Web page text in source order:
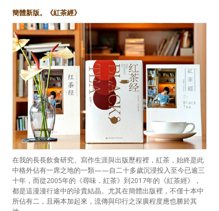
簡體新版。《紅茶經》
在我的長長飲食研究、寫作生涯與出版歷程裡，紅茶，始終是此
中格外佔有一席之地的一類——自二十多歲沉浸投入至今已逾三
十年，而從2005年的《尋味．紅茶》到2017年的《紅茶經》，
都是這漫漫行途中的珍貴結晶。尤其在簡體出版裡，不僅十本中
所佔有二，且兩本加起來，流傳與印行之深廣程度應也勝於其